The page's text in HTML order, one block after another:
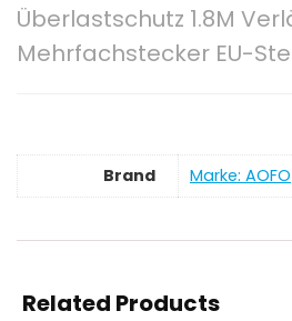
Überlastschutz 1.8M
Mehrfachstecker EU-
Brand Marke: AOFO
Related Products